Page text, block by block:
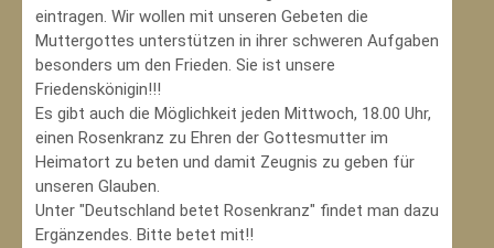
eintragen. Wir wollen mit unseren Gebeten die
Muttergottes unterstützen in ihrer schweren Aufgaben
besonders um den Frieden. Sie ist unsere
Friedenskönigin!!!
Es gibt auch die Möglichkeit jeden Mittwoch, 18.00 Uhr,
einen Rosenkranz zu Ehren der Gottesmutter im
Heimatort zu beten und damit Zeugnis zu geben für
unseren Glauben.
Unter "Deutschland betet Rosenkranz" findet man dazu
Ergänzendes. Bitte betet mit!!